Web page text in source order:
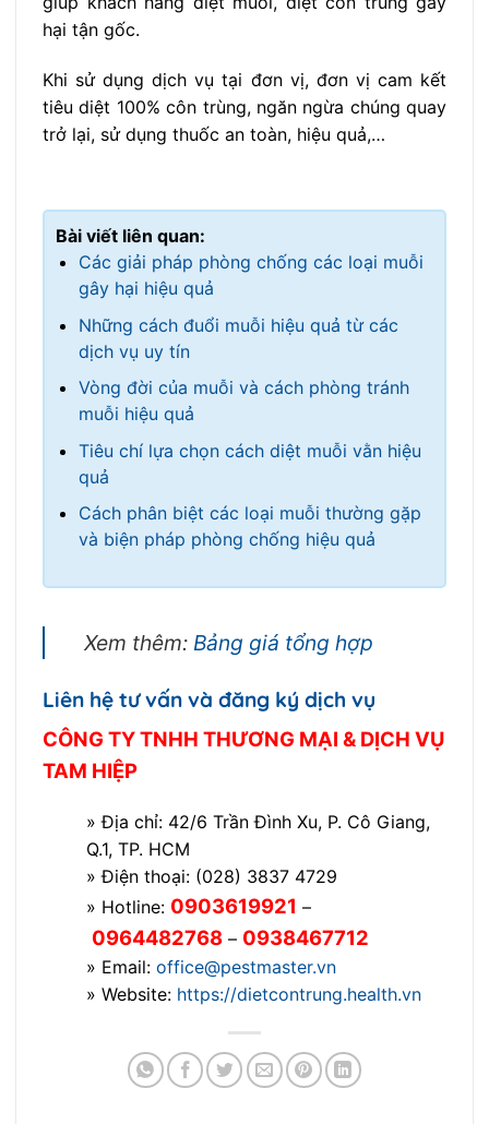
hại tận gốc.
Khi sử dụng dịch vụ tại đơn vị, đơn vị cam kết
tiêu diệt 100% côn trùng, ngăn ngừa chúng quay
trở lại, sử dụng thuốc an toàn, hiệu quả,…
Bài viết liên quan:
Các giải pháp phòng chống các loại muỗi
gây hại hiệu quả
Những cách đuổi muỗi hiệu quả từ các
dịch vụ uy tín
Vòng đời của muỗi và cách phòng tránh
muỗi hiệu quả
Tiêu chí lựa chọn cách diệt muỗi vằn hiệu
quả
Cách phân biệt các loại muỗi thường gặp
và biện pháp phòng chống hiệu quả
Xem thêm: Bảng giá tổng hợp
Liên hệ tư vấn và đăng ký dịch vụ
CÔNG TY TNHH THƯƠNG MẠI & DỊCH VỤ
TAM HIỆP
» Địa chỉ: 42/6 Trần Đình Xu, P. Cô Giang,
Q.1, TP. HCM
» Điện thoại: (028) 3837 4729
» Hotline: 0903619921 –
0964482768 – 0938467712
» Email: office@pestmaster.vn
» Website: https://dietcontrung.health.vn